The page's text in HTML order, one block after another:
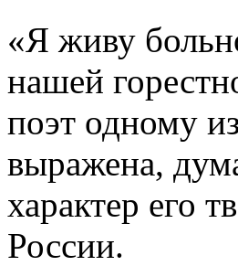
«Я живу
нашей
поэт одному
выражена,
характер его
России.